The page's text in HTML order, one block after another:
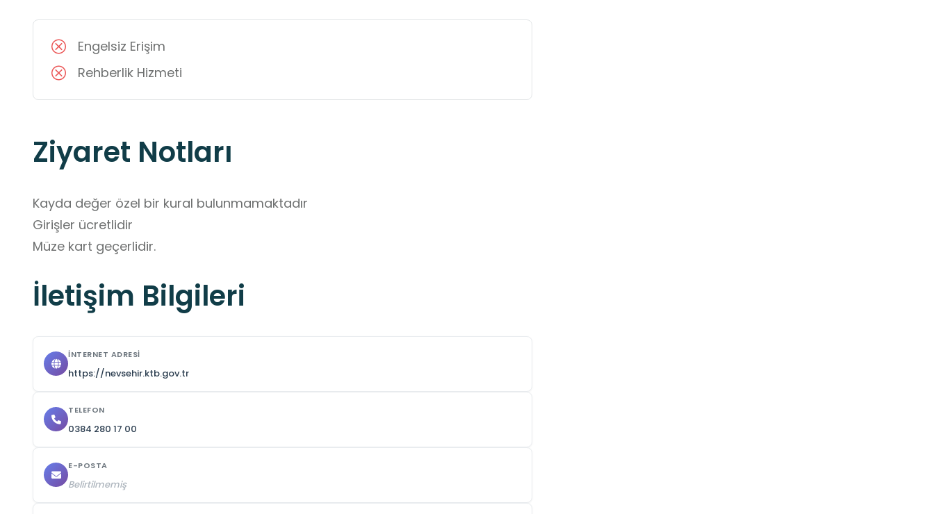
Engelsiz Erişim
Rehberlik Hizmeti
Ziyaret Notları
Kayda değer özel bir kural bulunmamaktadır
Girişler ücretlidir
Müze kart geçerlidir.
İletişim Bilgileri
İNTERNET ADRESI
https://nevsehir.ktb.gov.tr
TELEFON
0384 280 17 00
E-POSTA
Belirtilmemiş